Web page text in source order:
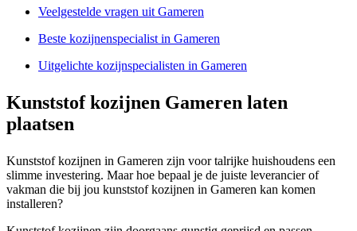
Veelgestelde vragen uit Gameren
Beste kozijnenspecialist in Gameren
Uitgelichte kozijnspecialisten in Gameren
Kunststof kozijnen Gameren laten
plaatsen
Kunststof kozijnen in Gameren zijn voor talrijke huishoudens een
slimme investering. Maar hoe bepaal je de juiste leverancier of
vakman die bij jou kunststof kozijnen in Gameren kan komen
installeren?